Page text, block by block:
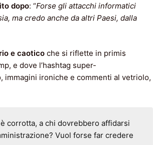
dopo: “Forse gli attacchi informatici
ma credo anche da altri Paesi, dalla
e caotico che si riflette in primis
e dove l’hashtag super-
immagini ironiche e commenti al vetriolo,
corrotta, a chi dovrebbero affidarsi
Vuol forse far credere